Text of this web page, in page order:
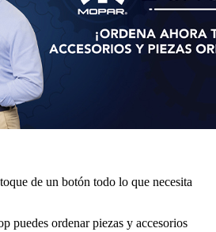
de un botón todo lo que necesita
puedes ordenar piezas y accesorios